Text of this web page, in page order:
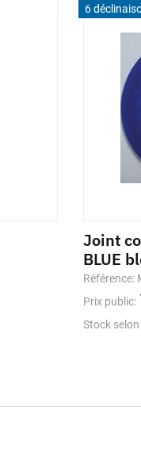
6
Joint
BLUE
Référence:
Prix public:
Stock